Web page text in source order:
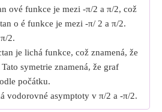
ové funkce je mezi -π/2 a π/2, což
o é funkce je mezi -π/ 2 a π/2.
2.
je lichá funkce, což znamená, že
symetrie znamená, že graf
počátku.
vodorovné asymptoty v π/2 a -π/2.